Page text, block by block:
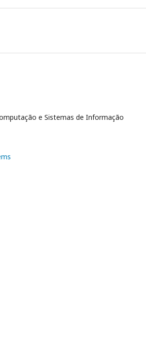
e Sistemas de Informação